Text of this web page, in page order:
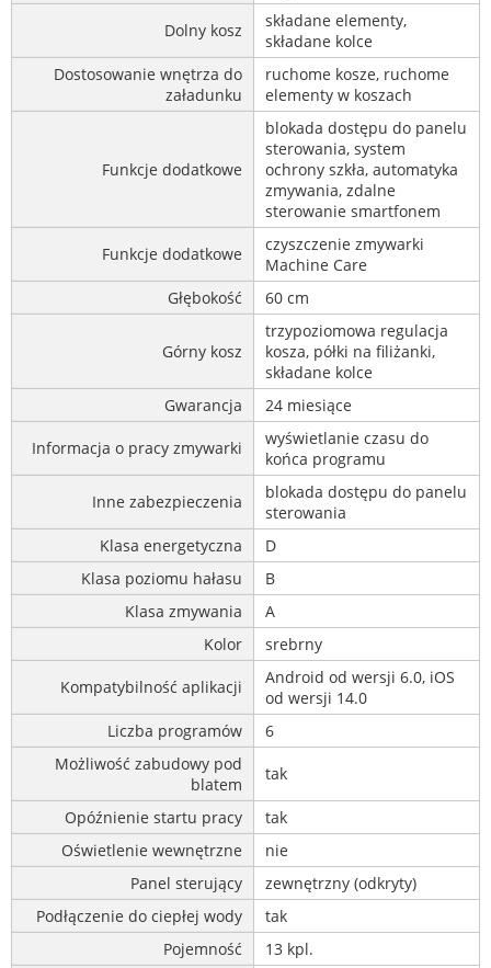
Dolny kosz
składane elementy,
składane kolce
Dostosowanie wnętrza do
załadunku
ruchome kosze, ruchome
elementy w koszach
Funkcje dodatkowe
blokada dostępu do panelu
sterowania, system
ochrony szkła, automatyka
zmywania, zdalne
sterowanie smartfonem
Funkcje dodatkowe
czyszczenie zmywarki
Machine Care
Głębokość
60 cm
Górny kosz
trzypoziomowa regulacja
kosza, półki na filiżanki,
składane kolce
Gwarancja
24 miesiące
Informacja o pracy zmywarki
wyświetlanie czasu do
końca programu
Inne zabezpieczenia
blokada dostępu do panelu
sterowania
Klasa energetyczna
D
Klasa poziomu hałasu
B
Klasa zmywania
A
Kolor
srebrny
Kompatybilność aplikacji
Android od wersji 6.0, iOS
od wersji 14.0
Liczba programów
6
Możliwość zabudowy pod
blatem
tak
Opóźnienie startu pracy
tak
Oświetlenie wewnętrzne
nie
Panel sterujący
zewnętrzny (odkryty)
Podłączenie do ciepłej wody
tak
Pojemność
13 kpl.